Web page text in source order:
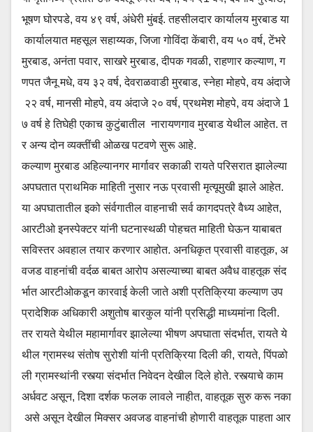
भूषण घोरपडे, वय ४९ वर्ष, अंधेरी मुंबई. तहसीलदार कार्यालय मुरबाड या
कार्यालयात महसूल सहाय्यक, जिजा गोविंदा केंबारी, वय ५० वर्ष, टेंभरे
मुरबाड, अनंता पवार, साखरे मुरबाड, दीपक गवळी, राहणार कल्याण, ग
णपत जैनू मधे, वय ३२ वर्ष, देवराळवाडी मुरबाड, स्नेहा मोहपे, वय अंदाजे
२२ वर्ष, मानसी मोहपे, वय अंदाजे २० वर्ष, प्रथमेश मोहपे, वय अंदाजे 1
७ वर्ष हे तिघेही एकाच कुटुंबातील नारायणगाव मुरबाड येथील आहेत. त
र अन्य दोन व्यक्तींची ओळख पटवणे सुरू आहे.
कल्याण मुरबाड अहिल्यानगर मार्गावर सकाळी रायते परिसरात झालेल्या
अपघतात प्राथमिक माहिती नुसार नऊ प्रवासी मृत्यूमुखी झाले आहेत.
या अपघातातील इको संर्वगातील वाहनाची सर्व कागदपत्रे वैध्य आहेत,
आरटीओ इनस्पेक्टर यांनी घटनास्थळी पोहचत माहिती घेऊन याबाबत
सविस्तर अवहाल तयार करणार आहोत. अनधिकृत प्रवासी वाहतूक, अ
वजड वाहनांची वर्दळ बाबत आरोप असल्याच्या बाबत अवैध वाहतूक संद
र्भात आरटीओकडून कारवाई केली जाते अशी प्रतिक्रिया कल्याण उप
प्रादेशिक अधिकारी अशुतोष बारकुल यांनी प्रसिद्धी माध्यमांना दिली.
तर रायते येथील महामार्गावर झालेल्या भीषण अपघाता संदर्भात, रायते ये
थील ग्रामस्थ संतोष सुरोशी यांनी प्रतिक्रिया दिली की, रायते, पिंपळो
ली ग्रामस्थांनी रस्त्या संदर्भात निवेदन देखील दिले होते. रस्त्याचे काम
अर्धवट असून, दिशा दर्शक फलक लावले नाहीत, वाहतूक सुरु करू नका
असे असून देखील मिक्सर अवजड वाहनांची होणारी वाहतूक पाहता आर